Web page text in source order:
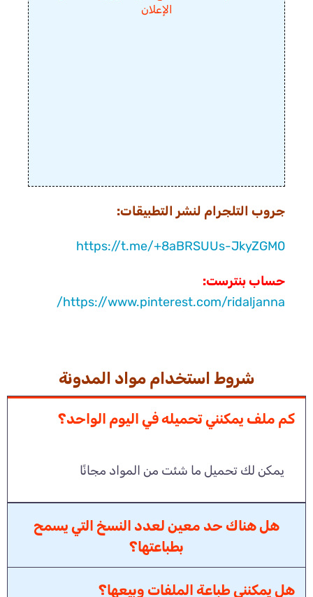
الإعلان
جروب التلجرام لنشر التطبيقات:
https://t.me/+8aBRSUUs-JkyZGM0
حساب بنترست:
https://www.pinterest.com/ridaljanna/
شروط استخدام مواد المدونة
كم ملف يمكنني تحميله في اليوم الواحد؟
يمكن لك تحميل ما شئت من المواد مجانًا
هل هناك حد معين لعدد النسخ التي يسمح
بطباعتها؟
هل يمكنني طباعة الملفات وبيعها؟